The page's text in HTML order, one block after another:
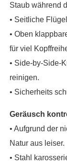
Staub während
• Seitliche
• Oben
für viel
• Side-by-Side-
reinigen.
• Sicherheits
Geräusch
• Aufgrund der
Natur aus leiser.
• Stahl